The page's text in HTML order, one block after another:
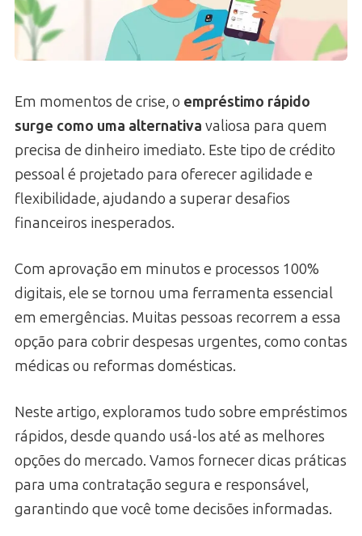
Em momentos de crise, o empréstimo rápido
surge como uma alternativa valiosa para quem
precisa de dinheiro imediato. Este tipo de crédito
pessoal é projetado para oferecer agilidade e
flexibilidade, ajudando a superar desafios
financeiros inesperados.
Com aprovação em minutos e processos 100%
digitais, ele se tornou uma ferramenta essencial
em emergências. Muitas pessoas recorrem a essa
opção para cobrir despesas urgentes, como contas
médicas ou reformas domésticas.
Neste artigo, exploramos tudo sobre empréstimos
rápidos, desde quando usá-los até as melhores
opções do mercado. Vamos fornecer dicas práticas
para uma contratação segura e responsável,
garantindo que você tome decisões informadas.